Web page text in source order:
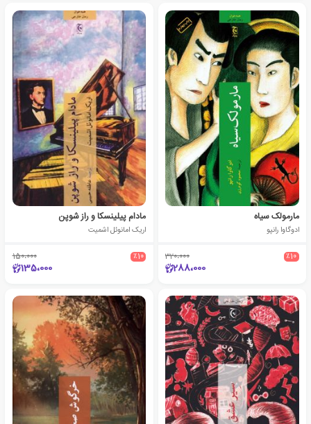
مارمولک سیاه
ادوگاوا رانپو
٪10 320،000
288،000
مادام پیلینسکا و راز شوپن
اریک امانوئل اشمیت
٪10 150،000
135،000